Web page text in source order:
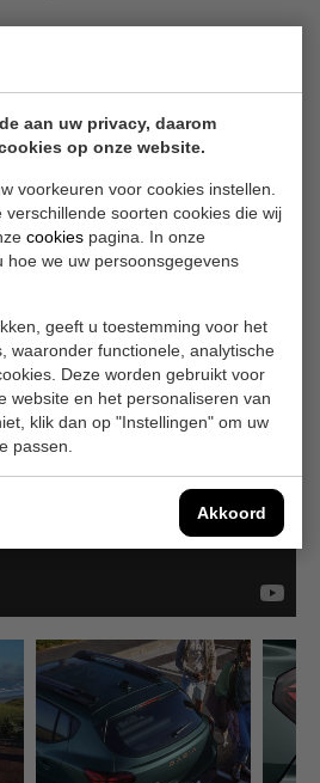
aan uw privacy, daarom
op onze website.
voorkeuren voor cookies instellen.
soorten cookies die wij
cookies pagina. In onze
hoe we uw persoonsgegevens
geeft u toestemming voor het
waaronder functionele, analytische
Deze worden gebruikt voor
website en het personaliseren van
klik dan op "Instellingen" om uw
passen.
Akkoord
Technologie
draadloze smartphone-integratie
muziek en handsfree bellen via
Auto. Zo blijf je veilig en moeiteloos